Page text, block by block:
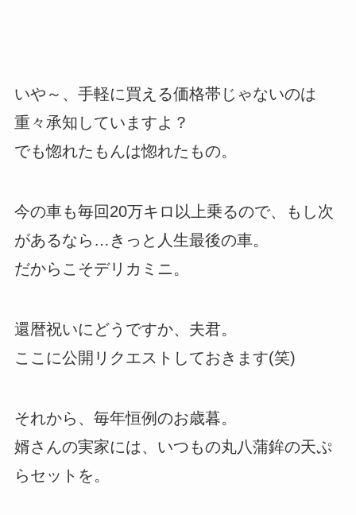
いや～、手軽に買える価格帯じゃないのは
重々承知していますよ？
でも惚れたもんは惚れたもの。
今の車も毎回20万キロ以上乗るので、もし次
があるなら…きっと人生最後の車。
だからこそデリカミニ。
還暦祝いにどうですか、夫君。
ここに公開リクエストしておきます(笑)
それから、毎年恒例のお歳暮。
婿さんの実家には、いつもの丸八蒲鉾の天ぷ
らセットを。